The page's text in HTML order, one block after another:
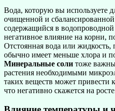
Вода, которую вы используете
очищенной и сбалансированной
содержащийся в водопроводной
негативное влияние на корни,
Отстоянная вода или
обычно имеет меньше хлора и
Минеральные соли тоже
растения необходимыми
таких веществ может привести
что негативно скажется на